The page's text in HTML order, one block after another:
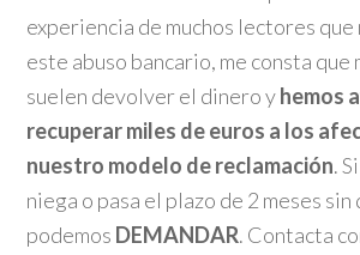
experiencia de muchos lectores
este abuso bancario, me consta que
suelen devolver el dinero yhemos
recuperar miles de euros a los
nuestro modelo de reclamación.
niega o pasa el plazo de 2 meses
podemos DEMANDAR. Contacta